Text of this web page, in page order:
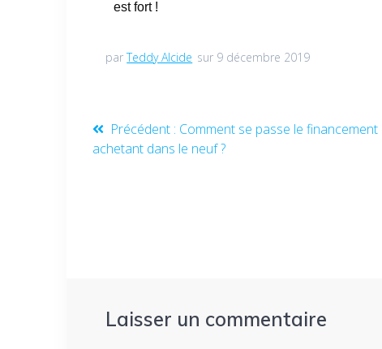
est fort !
parTeddy Alcide sur 9 décembre 2019
Précédent : Comment se passe le financement
achetant dans le neuf ?
Laisser un commentaire